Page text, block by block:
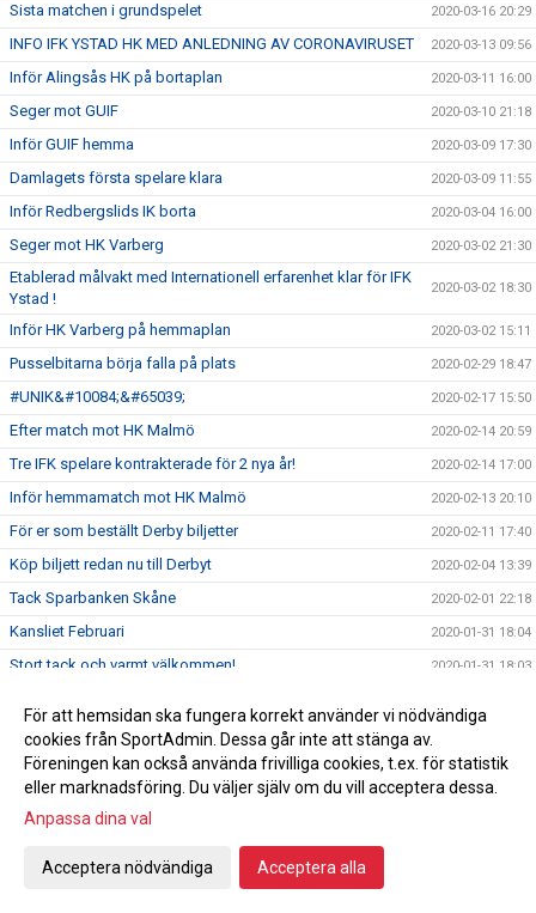
Sista matchen i grundspelet 2020-03-16 20:29
INFO IFK YSTAD HK MED ANLEDNING AV CORONAVIRUSET 2020-03-13 09:56
Inför Alingsås HK på bortaplan 2020-03-11 16:00
Seger mot GUIF 2020-03-10 21:18
Inför GUIF hemma 2020-03-09 17:30
Damlagets första spelare klara 2020-03-09 11:55
Inför Redbergslids IK borta 2020-03-04 16:00
Seger mot HK Varberg 2020-03-02 21:30
Etablerad målvakt med Internationell erfarenhet klar för IFK
Ystad !
2020-03-02 18:30
Inför HK Varberg på hemmaplan 2020-03-02 15:11
Pusselbitarna börja falla på plats 2020-02-29 18:47
#UNIK&#10084;&#65039; 2020-02-17 15:50
Efter match mot HK Malmö 2020-02-14 20:59
Tre IFK spelare kontrakterade för 2 nya år! 2020-02-14 17:00
Inför hemmamatch mot HK Malmö 2020-02-13 20:10
För er som beställt Derby biljetter 2020-02-11 17:40
Köp biljett redan nu till Derbyt 2020-02-04 13:39
Tack Sparbanken Skåne 2020-02-01 22:18
Kansliet Februari 2020-01-31 18:04
Stort tack och varmt välkommen! 2020-01-31 18:03
Handbollsligan fortsätter
Damhandboll! 2020-01-09 15:19
Nyförvärv Axel Morand
Seger hemma mot Önnered
Inför Önnered på hemmaplan
För att hemsidan ska fungera korrekt använder vi nödvändiga
cookies från SportAdmin. Dessa går inte att stänga av.
Föreningen kan också använda frivilliga cookies, t.ex. för statistik
eller marknadsföring. Du väljer själv om du vill acceptera dessa.
Anpassa dina val
Acceptera nödvändiga Acceptera alla